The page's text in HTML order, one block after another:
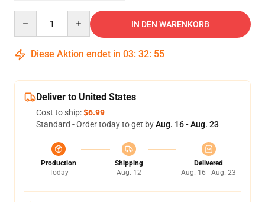
IN DEN WARENKORB
Diese Aktion endet in 03: 32: 54
Deliver to United States
Cost to ship:$6.99
Standard - Order today to get byAug. 16 - Aug. 23
Production
Today
Shipping
Aug. 12
Delivered
Aug. 16 - Aug. 23